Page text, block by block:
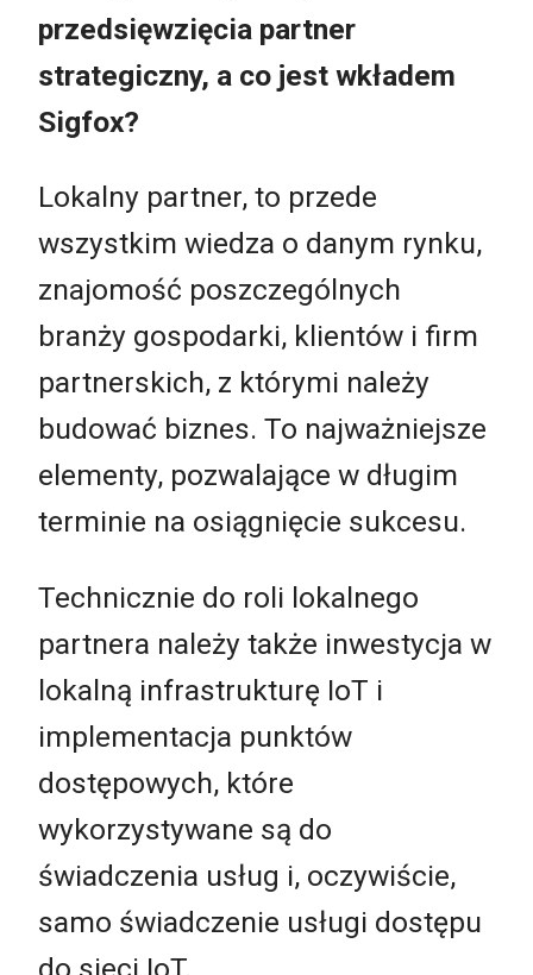
przedsięwzięcia partner
strategiczny, a co jest wkładem
Sigfox?
Lokalny partner, to przede
wszystkim wiedza o danym rynku,
znajomość poszczególnych
branży gospodarki, klientów i firm
partnerskich, z którymi należy
budować biznes. To najważniejsze
elementy, pozwalające w długim
terminie na osiągnięcie sukcesu.
Technicznie do roli lokalnego
partnera należy także inwestycja w
lokalną infrastrukturę IoT i
implementacja punktów
dostępowych, które
wykorzystywane są do
świadczenia usług i, oczywiście,
samo świadczenie usługi dostępu
do sieci IoT.